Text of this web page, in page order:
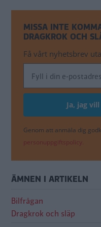
MISSA INTE
DRAGKROK OCH
Få vårt nyhetsbrev
Genom att anmäla dig
personuppgiftspolicy.
ÄMNEN I ARTIKELN
Bilfrågan
Dragkrok och släp